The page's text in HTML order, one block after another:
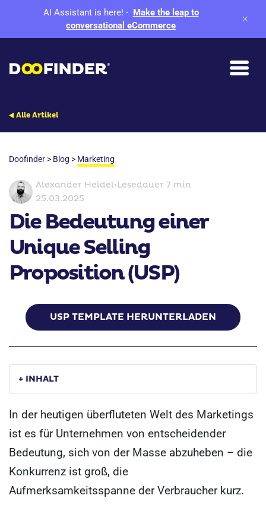
AI Assistant is here! - Make the leap to
conversational eCommerce
Alle Artikel
Doofinder > Blog > Marketing
Alexander Heidel•Lesedauer 7 min
25.03.2025
Die Bedeutung einer
Unique Selling
Proposition (USP)
USP TEMPLATE HERUNTERLADEN
+ INHALT
In der heutigen überfluteten Welt des Marketings
ist es für Unternehmen von entscheidender
Bedeutung, sich von der Masse abzuheben – die
Konkurrenz ist groß, die
Aufmerksamkeitsspanne der Verbraucher kurz.